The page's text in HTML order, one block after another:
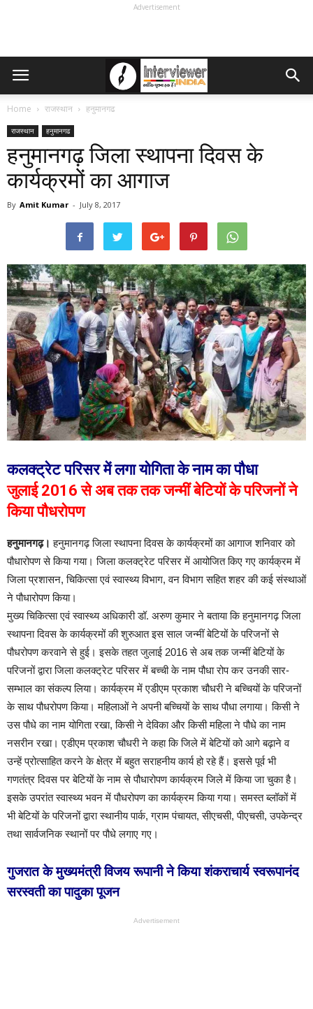
Advertisement
Home राजस्थान हनुमानगढ
राजस्थान हनुमानगढ
हनुमानगढ़ जिला स्थापना दिवस के
कार्यक्रमों का आगाज
By Amit Kumar - July 8, 2017
कलक्ट्रेट परिसर में लगा योगिता के नाम का पौधा
जुलाई 2016 से अब तक तक जन्मीं बेटियों के परिजनों ने
किया पौधरोपण
हनुमानगढ़। हनुमानगढ़ जिला स्थापना दिवस के कार्यक्रमों का आगाज शनिवार को
पौधारोपण से किया गया। जिला कलक्ट्रेट परिसर में आयोजित किए गए कार्यक्रम में
जिला प्रशासन, चिकित्सा एवं स्वास्थ्य विभाग, वन विभाग सहित शहर की कई संस्थाओं
ने पौधारोपण किया।
मुख्य चिकित्सा एवं स्वास्थ्य अधिकारी डॉ. अरुण कुमार ने बताया कि हनुमानगढ़ जिला
स्थापना दिवस के कार्यक्रमों की शुरुआत इस साल जन्मीं बेटियों के परिजनों से
पौधरोपण करवाने से हुई। इसके तहत जुलाई 2016 से अब तक जन्मीं बेटियों के
परिजनों द्वारा जिला कलक्ट्रेट परिसर में बच्ची के नाम पौधा रोप कर उनकी सार-
सम्भाल का संकल्प लिया। कार्यक्रम में एडीएम प्रकाश चौधरी ने बच्चियों के परिजनों
के साथ पौधरोपण किया। महिलाओं ने अपनी बच्चियों के साथ पौधा लगाया। किसी ने
उस पौधे का नाम योगिता रखा, किसी ने देविका और किसी महिला ने पौधे का नाम
नसरीन रखा। एडीएम प्रकाश चौधरी ने कहा कि जिले में बेटियों को आगे बढ़ाने व
उन्हें प्रोत्साहित करने के क्षेत्र में बहुत सराहनीय कार्य हो रहे हैं। इससे पूर्व भी
गणतंत्र दिवस पर बेटियों के नाम से पौधारोपण कार्यक्रम जिले में किया जा चुका है।
इसके उपरांत स्वास्थ्य भवन में पौधरोपण का कार्यक्रम किया गया। समस्त ब्लॉकों में
भी बेटियों के परिजनों द्वारा स्थानीय पार्क, ग्राम पंचायत, सीएचसी, पीएचसी, उपकेन्द्र
तथा सार्वजनिक स्थानों पर पौधे लगाए गए।
गुजरात के मुख्यमंत्री विजय रूपानी ने किया शंकराचार्य स्वरूपानंद
सरस्वती का पादुका पूजन
Advertisement